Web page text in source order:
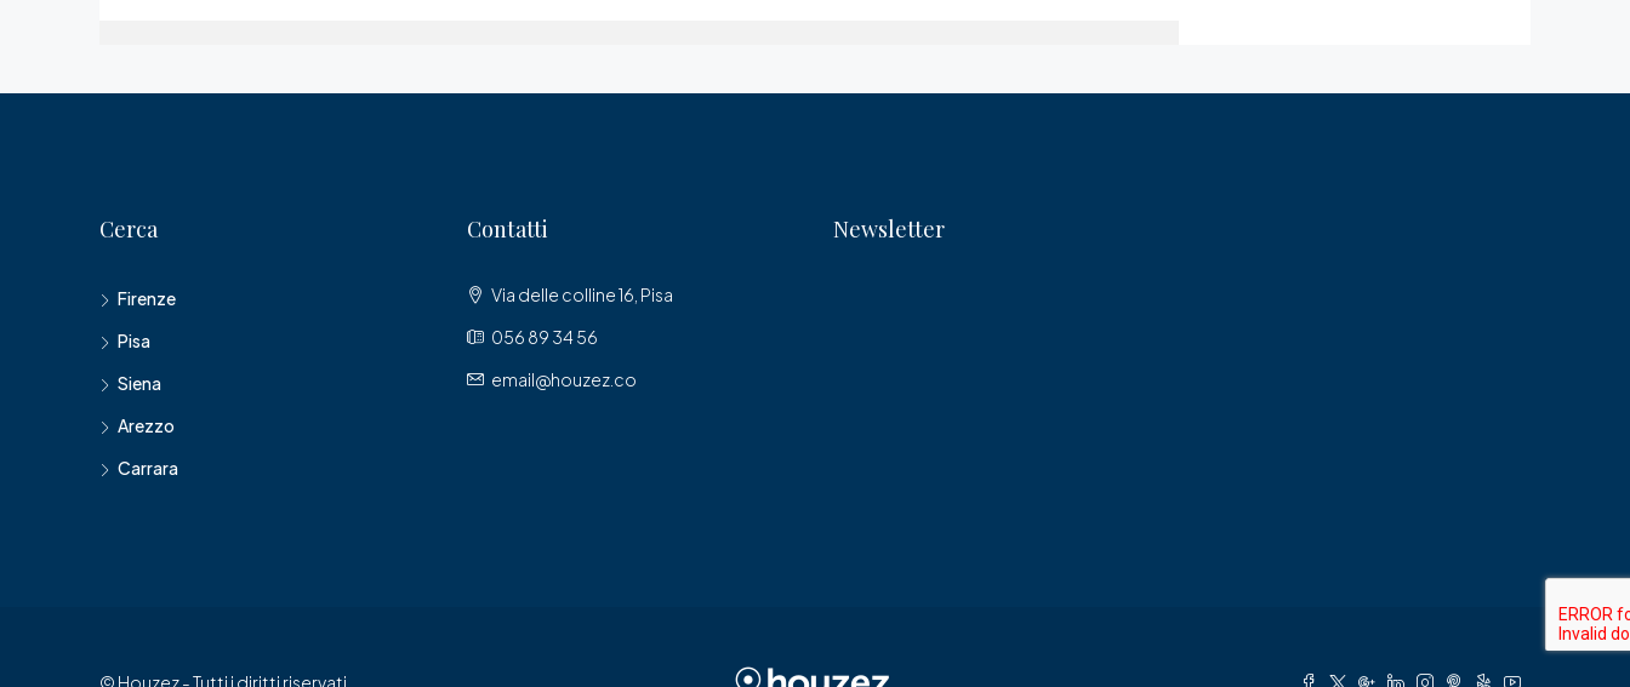
Cerca
Firenze
Pisa
Siena
Arezzo
Carrara
Contatti
Via delle colline 16, Pisa
056 89 34 56
email@houzez.co
Newsletter
© Houzez - Tutti i diritti riservati